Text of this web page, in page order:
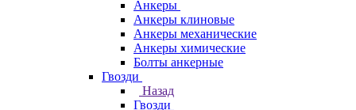
Анкеры
Анкеры клиновые
Анкеры механические
Анкеры химические
Болты анкерные
Гвозди
Назад
Гвозди